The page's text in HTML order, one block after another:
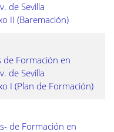
de Sevilla
II (Baremación)
de Formación en
de Sevilla
I (Plan de Formación)
de Formación en